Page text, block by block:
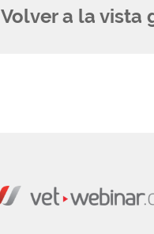
Volver a la vista